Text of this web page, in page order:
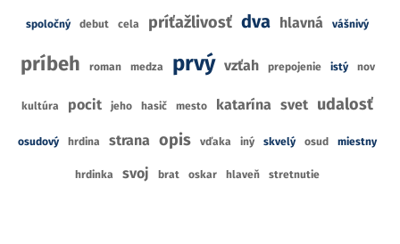
spoločný debut cela príťažlivosť dva hlavná vášnivý
príbeh roman medza prvý vzťah prepojenie istý nov
kultúra pocit jeho hasič mesto katarína svet udalosť
osudový hrdina strana opis vďaka iný skvelý osud miestny
hrdinka svoj brat oskar hlaveň stretnutie